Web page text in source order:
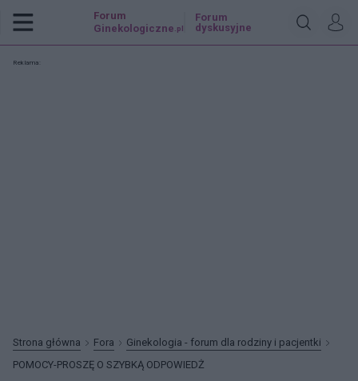
Forum
Ginekologiczne .pl
Forum
dyskusyjne
Reklama:
Strona główna Fora
Ginekologia - forum dla rodziny i pacjentki
POMOCY-PROSZĘ O SZYBKĄ ODPOWIEDŻ